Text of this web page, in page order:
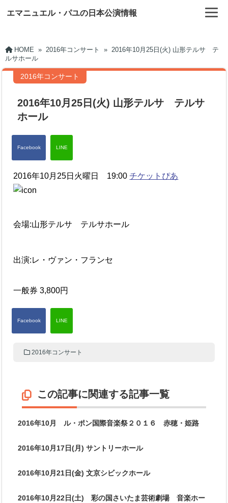
エマニュエル・パユの日本公演情報
HOME » 2016年コンサート » 2016年10月25日(火) 山形テルサ テ
ルサホール
2016年コンサート
2016年10月25日(火) 山形テルサ テルサ
ホール
2016年10月25日火曜日 19:00チケットぴあ
会場:山形テルサ テルサホール
出演:レ・ヴァン・フランセ
一般券 3,800円
2016年コンサート
この記事に関連する記事一覧
2016年10月 ル・ポン国際音楽祭２０１６ 赤穂・姫路
2016年10月17日(月) サントリーホール
2016年10月21日(金) 文京シビックホール
2016年10月22日(土) 彩の国さいたま芸術劇場 音楽ホー